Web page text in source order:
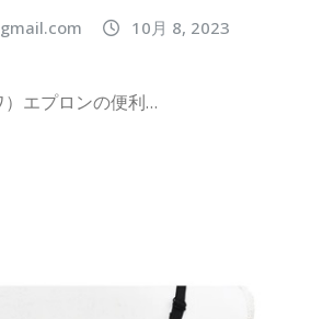
10月 8, 2023
）エプロンの便利…